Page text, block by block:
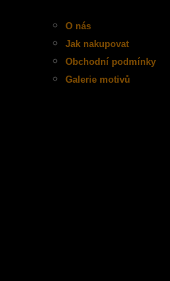
O nás
Jak nakupovat
Obchodní podmínky
Galerie motivů